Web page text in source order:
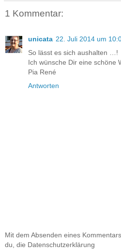
1 Kommentar:
unicata 22. Juli 2014 um
So lässt es sich aushalten …!
Ich wünsche Dir eine schöne
Pia René
Antworten
Mit dem Absenden eines
du, die Datenschutzerklärung